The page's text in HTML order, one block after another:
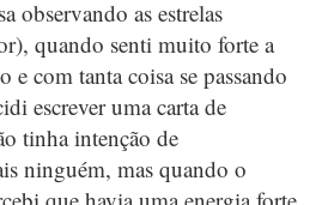
observando as estrelas
quando senti muito forte a
e com tanta coisa se passando
escrever uma carta de
tinha intenção de
ninguém, mas quando o